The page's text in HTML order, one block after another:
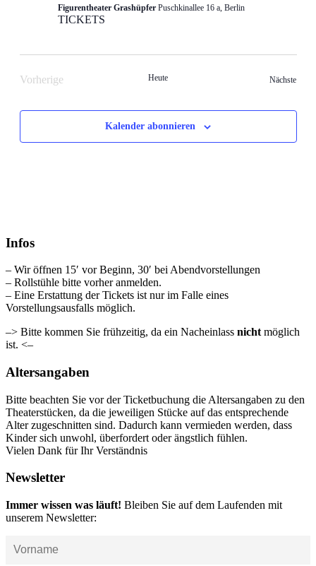
Figurentheater Grashüpfer Puschkinallee 16 a, Berlin
TICKETS
Vorherige
Heute Nächste
Kalender abonnieren
Infos
– Wir öffnen 15′ vor Beginn, 30′ bei Abendvorstellungen
– Rollstühle bitte vorher anmelden.
– Eine Erstattung der Tickets ist nur im Falle eines
Vorstellungsausfalls möglich.
–> Bitte kommen Sie frühzeitig, da ein Nacheinlass nicht möglich
ist. <–
Altersangaben
Bitte beachten Sie vor der Ticketbuchung die Altersangaben zu den
Theaterstücken, da die jeweiligen Stücke auf das entsprechende
Alter zugeschnitten sind. Dadurch kann vermieden werden, dass
Kinder sich unwohl, überfordert oder ängstlich fühlen.
Vielen Dank für Ihr Verständnis
Newsletter
Immer wissen was läuft! Bleiben Sie auf dem Laufenden mit
unserem Newsletter: